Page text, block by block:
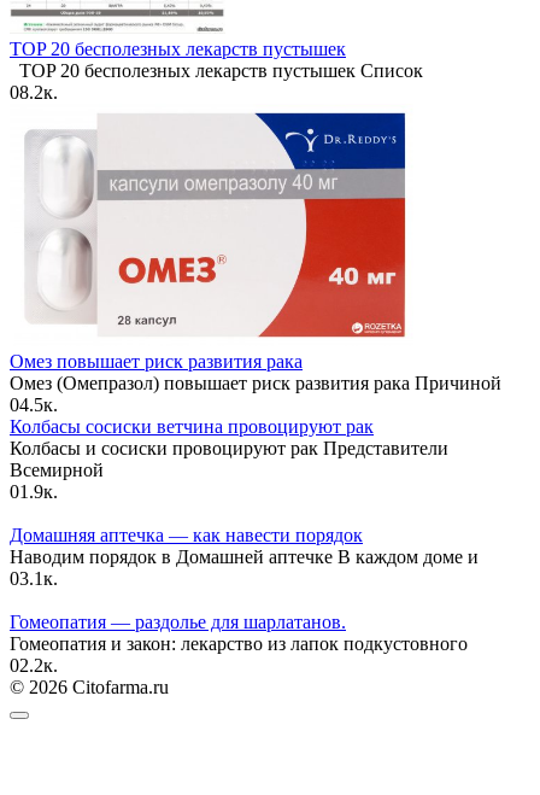
TOP 20 бесполезных лекарств пустышек
TOP 20 бесполезных лекарств пустышек Список
08.2к.
Омез повышает риск развития рака
Омез (Омепразол) повышает риск развития рака Причиной
04.5к.
Колбасы сосиски ветчина провоцируют рак
Колбасы и сосиски провоцируют рак Представители
Всемирной
01.9к.
Домашняя аптечка — как навести порядок
Наводим порядок в Домашней аптечке В каждом доме и
03.1к.
Гомеопатия — раздолье для шарлатанов.
Гомеопатия и закон: лекарство из лапок подкустовного
02.2к.
© 2026 Citofarma.ru